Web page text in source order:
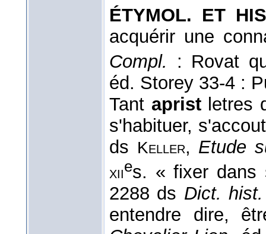
ÉTYMOL. ET
acquérir une
Compl.
: Rovat
éd. Storey 33-4 :
Tant apristletres
s'habituer,
ds Keller, Etude
xiies. « fixer dans
2288 ds Dict.
entendre dire,